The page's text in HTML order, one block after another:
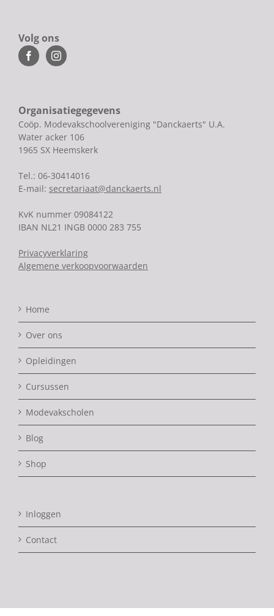
Volg ons
Organisatiegegevens
Coöp. Modevakschoolvereniging "Danckaerts" U.A.
Water acker 106
1965 SX Heemskerk
Tel.: 06-30414016
E-mail: secretariaat@danckaerts.nl
KvK nummer 09084122
IBAN NL21 INGB 0000 283 755
Privacyverklaring
Algemene verkoopvoorwaarden
Home
Over ons
Opleidingen
Cursussen
Modevakscholen
Blog
Shop
Inloggen
Contact